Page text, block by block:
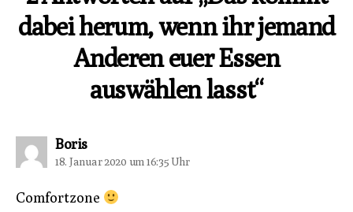
dabei herum, wenn ihr jemand
Anderen euer Essen
auswählen lasst“
Borissagt:
18. Januar 2020 um 16:35 Uhr
Comfortzone